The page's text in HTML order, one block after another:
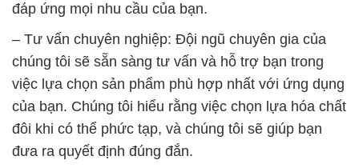
đáp ứng mọi nhu cầu của bạn.
– Tư vấn chuyên nghiệp: Đội ngũ chuyên gia của
chúng tôi sẽ sẵn sàng tư vấn và hỗ trợ bạn trong
việc lựa chọn sản phẩm phù hợp nhất với ứng dụng
của bạn. Chúng tôi hiểu rằng việc chọn lựa hóa chất
đôi khi có thể phức tạp, và chúng tôi sẽ giúp bạn
đưa ra quyết định đúng đắn.